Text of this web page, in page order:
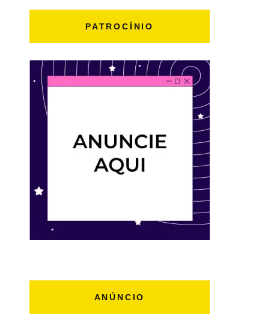
PATROCÍNIO
ANÚNCIO